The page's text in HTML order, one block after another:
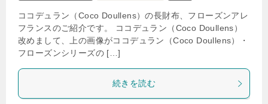
ココデュラン（Coco Doullens）の長財布、フローズンアレ
フランスのご紹介です。 ココデュラン（Coco Doullens）
改めまして、上の画像がココデュラン（Coco Doullens）・
フローズンシリーズの […]
続きを読む